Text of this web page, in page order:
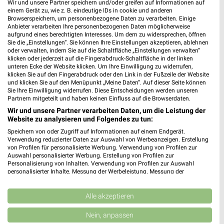
9,6 km
Summer Days
Gültig bis Di. 01.09.
0,7 km
Kleine Helden werden gross
Gültig bis Di. 01.09.
Tchibo Tchibo
Wir und unsere Partner speichern und/oder greifen auf Informationen auf
einem Gerät zu, wie z. B. eindeutige IDs in cookie und anderen
Browserspeichern, um personenbezogene Daten zu verarbeiten. Einige
Anbieter verarbeiten Ihre personenbezogenen Daten möglicherweise
aufgrund eines berechtigten Interesses. Um dem zu widersprechen, öffnen
Sie die „Einstellungen“. Sie können Ihre Einstellungen akzeptieren, ablehnen
oder verwalten, indem Sie auf die Schaltfläche „Einstellungen verwalten“
klicken oder jederzeit auf die Fingerabdruck-Schaltfläche in der linken
unteren Ecke der Website klicken. Um Ihre Einwilligung zu widerrufen,
klicken Sie auf den Fingerabdruck oder den Link in der Fußzeile der Website
und klicken Sie auf den Menüpunkt „Meine Daten“. Auf dieser Seite können
Sie Ihre Einwilligung widerrufen. Diese Entscheidungen werden unseren
Partnern mitgeteilt und haben keinen Einfluss auf die Browserdaten.
Wir und unsere Partner verarbeiten Daten, um die Leistung der
Website zu analysieren und Folgendes zu tun:
Speichern von oder Zugriff auf Informationen auf einem Endgerät.
Verwendung reduzierter Daten zur Auswahl von Werbeanzeigen. Erstellung
von Profilen für personalisierte Werbung. Verwendung von Profilen zur
Auswahl personalisierter Werbung. Erstellung von Profilen zur
Personalisierung von Inhalten. Verwendung von Profilen zur Auswahl
personalisierter Inhalte. Messung der Werbeleistung. Messung der
Kombinationen von Daten aus verschiedenen Quellen. Entwicklung und
Verbesserung der Angebote. Verwendung reduzierter Daten zur Auswahl
von Inhalten.
Daten können außerhalb der Europäischen Union weitergegeben und in die
USA gesendet werden.
Alle akzeptieren
Nein, anpassen